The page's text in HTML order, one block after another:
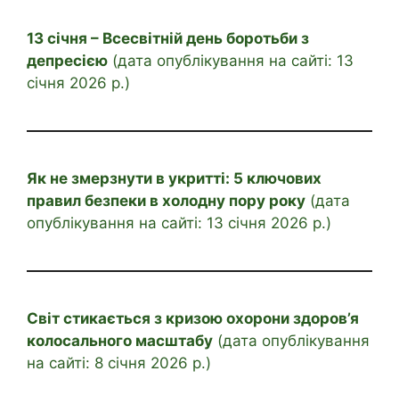
13 січня – Всесвітній день боротьби з
депресією (дата опублікування на сайті: 13
січня 2026 р.)
Як не змерзнути в укритті: 5 ключових
правил безпеки в холодну пору року (дата
опублікування на сайті: 13 січня 2026 р.)
Світ стикається з кризою охорони здоров’я
колосального масштабу (дата опублікування
на сайті: 8 січня 2026 р.)